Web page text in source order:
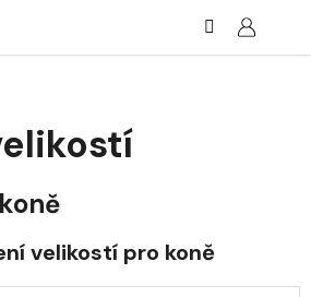
velikostí pro koně